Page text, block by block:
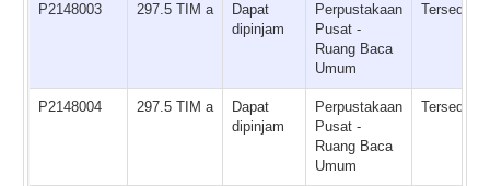
P2148003 297.5 TIM a
Dapat
dipinjam
Perpustakaan
Pusat -
Ruang Baca
Umum
Tersedia
P2148004 297.5 TIM a
Dapat
dipinjam
Perpustakaan
Pusat -
Ruang Baca
Umum
Tersedia